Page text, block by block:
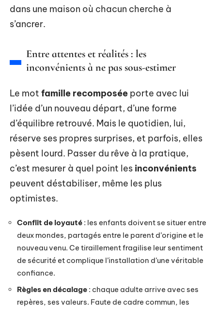
dans une maison où chacun cherche à
s’ancrer.
Entre attentes et réalités : les
inconvénients à ne pas sous-estimer
Le mot famille recomposée porte avec lui
l’idée d’un nouveau départ, d’une forme
d’équilibre retrouvé. Mais le quotidien, lui,
réserve ses propres surprises, et parfois, elles
pèsent lourd. Passer du rêve à la pratique,
c’est mesurer à quel point les inconvénients
peuvent déstabiliser, même les plus
optimistes.
Conflit de loyauté : les enfants doivent se situer entre
deux mondes, partagés entre le parent d’origine et le
nouveau venu. Ce tiraillement fragilise leur sentiment
de sécurité et complique l’installation d’une véritable
confiance.
Règles en décalage : chaque adulte arrive avec ses
repères, ses valeurs. Faute de cadre commun, les